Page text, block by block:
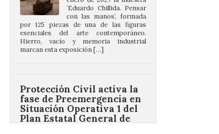
por 125 piezas de una de las figuras
esenciales del arte contemporáneo.
Hierro, vacío y memoria industrial
marcan esta exposición […]
Situación Operativa 1 del
Plan Estatal General de
Emergencias ante los
riesgos potenciales
asociados al eclipse